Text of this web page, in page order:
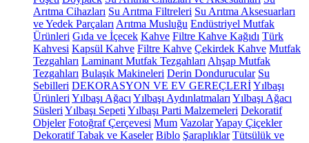
Arıtma Cihazları Su Arıtma Filtreleri Su Arıtma Aksesuarları
ve Yedek Parçaları Arıtma Musluğu Endüstriyel Mutfak
Ürünleri Gıda ve İçecek Kahve Filtre Kahve Kağıdı Türk
Kahvesi Kapsül Kahve Filtre Kahve Çekirdek Kahve Mutfak
Tezgahları Laminant Mutfak Tezgahları Ahşap Mutfak
Tezgahları Bulaşık Makineleri Derin Dondurucular Su
Sebilleri DEKORASYON VE EV GEREÇLERİYılbaşı
Ürünleri Yılbaşı Ağacı Yılbaşı Aydınlatmaları Yılbaşı Ağacı
Süsleri Yılbaşı Sepeti Yılbaşı Parti Malzemeleri Dekoratif
Objeler Fotoğraf Çerçevesi Mum VazolarYapay Çiçekler
Dekoratif Tabak ve Kaseler Biblo Şaraplıklar Tütsülük ve